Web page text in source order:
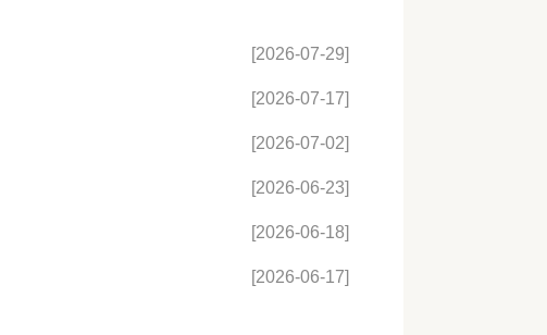
[2026-07-29]
[2026-07-17]
[2026-07-02]
[2026-06-23]
[2026-06-18]
[2026-06-17]